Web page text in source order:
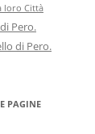
loro Città
Pero.
di Pero.
PAGINE